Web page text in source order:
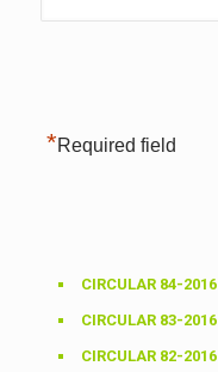
*Required field
CIRCULAR 84-2016
CIRCULAR 83-2016
CIRCULAR 82-2016